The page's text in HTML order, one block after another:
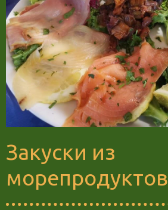
Закуски из
морепродуктов